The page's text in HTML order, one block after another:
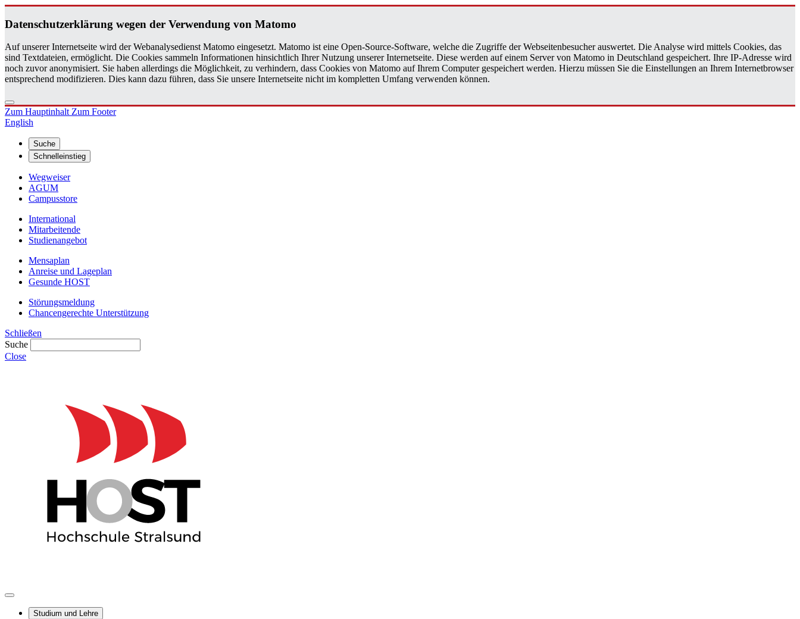
Da­ten­schutz­er­klä­rung wegen der Ver­wen­dung von Ma­to­mo
Auf unserer Internetseite wird der Webanalysedienst Matomo eingesetzt. Matomo ist eine Open-Source-Software, welche die Zugriffe der Webseitenbesucher auswertet. Die Analyse wird mittels Cookies, das
sind Textdateien, ermöglicht. Die Cookies sammeln Informationen hinsichtlich Ihrer Nutzung unserer Internetseite. Diese werden auf einem Server von Matomo in Deutschland gespeichert. Ihre IP-Adresse wird
noch zuvor anonymisiert. Sie haben allerdings die Möglichkeit, zu verhindern, dass Cookies von Matomo auf Ihrem Computer gespeichert werden. Hierzu müssen Sie die Einstellungen an Ihrem Internetbrowser
entsprechend modifizieren. Dies kann dazu führen, dass Sie unsere Internetseite nicht im kompletten Umfang verwenden können.
Zum HauptinhaltZum Footer
English
Suche
Schnelleinstieg
Wegweiser
AGUM
Campusstore
International
Mitarbeitende
Studienangebot
Mensaplan
Anreise und Lageplan
Gesunde HOST
Störungsmeldung
Chancengerechte Unterstützung
Schließen
Suche
Close
Studium und Lehre